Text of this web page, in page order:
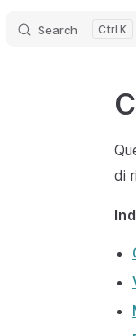
Search K
di